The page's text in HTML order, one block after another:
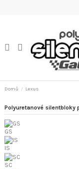
Domů Lexus
Polyuretanové silentbloky
GS
IS
SC